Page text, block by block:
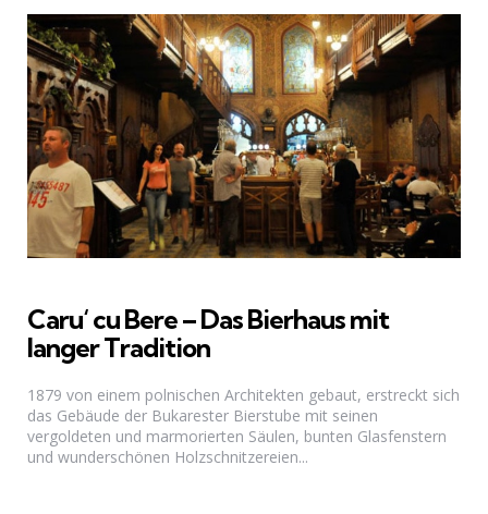
Caru‘ cu Bere – Das Bierhaus mit
langer Tradition
1879 von einem polnischen Architekten gebaut, erstreckt sich
das Gebäude der Bukarester Bierstube mit seinen
vergoldeten und marmorierten Säulen, bunten Glasfenstern
und wunderschönen Holzschnitzereien...